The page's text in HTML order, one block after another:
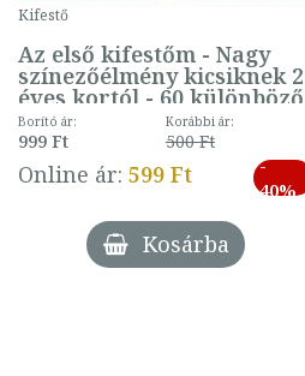
Kifestő
Az első kifestőm - Nagy
színezőélmény kicsiknek 2
éves kortól - 60 különböző
mintával (gombás)
Borító ár:
999 Ft
Korábbi ár:
500 Ft
Online ár: 599 Ft
-
40%
Kosárba